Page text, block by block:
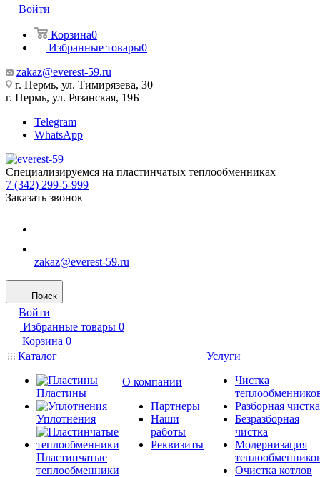
Войти
Корзина0
Избранные товары0
zakaz@everest-59.ru
г. Пермь, ул. Тимирязева, 30
г. Пермь, ул. Рязанская, 19Б
Telegram
WhatsApp
Специализируемся на пластинчатых теплообменниках
7 (342) 299-5-999
Заказать звонок
zakaz@everest-59.ru
Поиск
Войти
Избранные товары 0
Корзина 0
Каталог
Пластины
Уплотнения
Пластинчатые
теплообменники
О компании
Партнеры
Наши
работы
Реквизиты
Услуги
Чистка
Разборная чистка
Безразборная
чистка
Модернизация
Очистка котлов